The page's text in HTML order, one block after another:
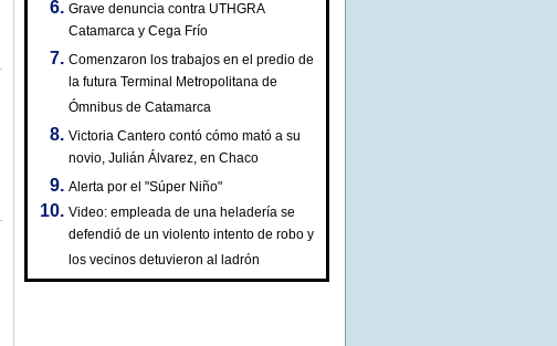
Grave denuncia contra UTHGRA
Catamarca y Cega Frío
Comenzaron los trabajos en el predio de
la futura Terminal Metropolitana de
Ómnibus de Catamarca
Victoria Cantero contó cómo mató a su
novio, Julián Álvarez, en Chaco
Alerta por el "Súper Niño"
Video: empleada de una heladería se
defendió de un violento intento de robo y
los vecinos detuvieron al ladrón